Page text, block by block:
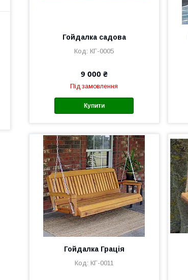
Гойдалка садова
КГ-0005
9 000 ₴
Під замовлення
Купити
Гойдалка Грація
КГ-0011